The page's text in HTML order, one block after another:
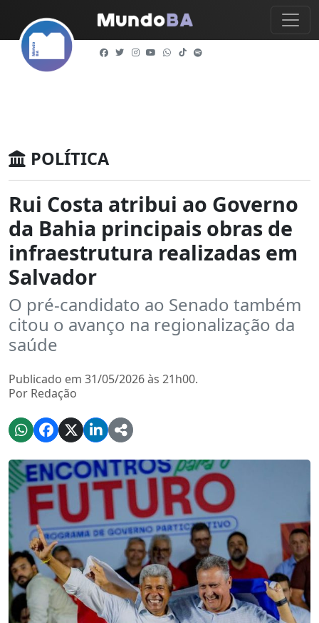
POLÍTICA
Rui Costa atribui ao Governo
da Bahia principais obras de
infraestrutura realizadas em
Salvador
O pré-candidato ao Senado também
citou o avanço na regionalização da
saúde
Publicado em 31/05/2026 às 21h00.
Por Redação